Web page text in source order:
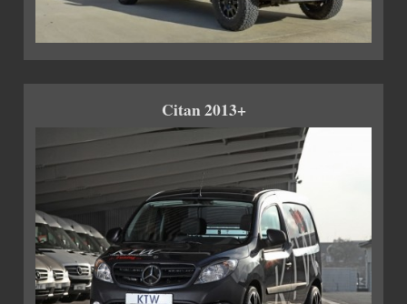
Citan 2013+